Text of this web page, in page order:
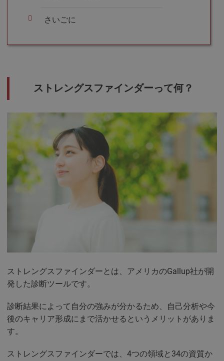
さいごに
ストレングスファインダーって何？
ストレングスファインダーとは、アメリカのGallup社が開
発した診断ツールです。
診断結果によって自分の強みが分かるため、自己分析や今
後のキャリア形成にまで活かせるというメリットがありま
す。
ストレングスファインダーでは、4つの領域と34の資質か